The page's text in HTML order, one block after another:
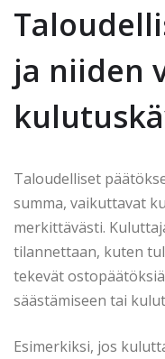
ja niiden
Taloudelliset
summa, vaikuttavat
merkittävästi.
tilannettaan, kuten
tekevät
säästämiseen tai
Esimerkiksi, jos